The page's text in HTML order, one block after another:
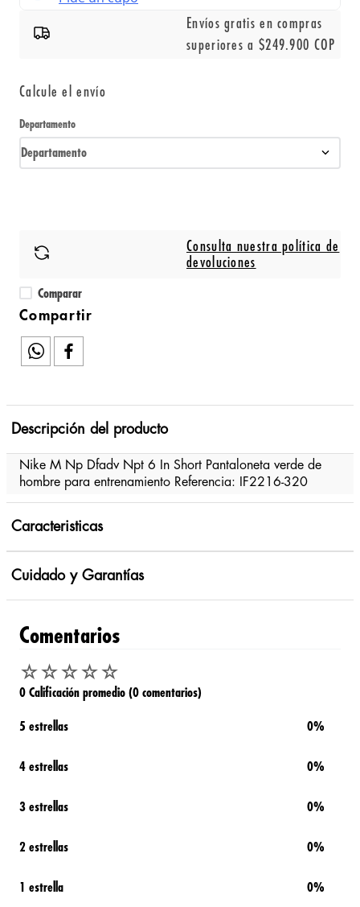
Envíos gratis en compras
superiores a $249.900 COP
Calcule el envío
Departamento
Departamento
Consulta nuestra política de
devoluciones
Comparar
Descripción del producto
Nike M Np Dfadv Npt 6 In Short Pantaloneta verde de
hombre para entrenamiento Referencia: IF2216-320
Caracteristicas
Cuidado y Garantías
Comentarios
☆☆☆☆☆
0 Calificación promedio (0 comentarios)
5 estrellas 0%
4 estrellas 0%
3 estrellas 0%
2 estrellas 0%
1 estrella 0%